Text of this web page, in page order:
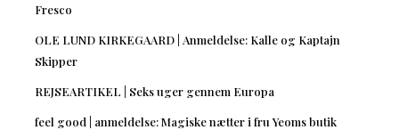
Fresco
OLE LUND KIRKEGAARD | Anmeldelse: Kalle og Kaptajn
Skipper
REJSEARTIKEL | Seks uger gennem Europa
feel good | anmeldelse: Magiske nætter i fru Yeoms butik